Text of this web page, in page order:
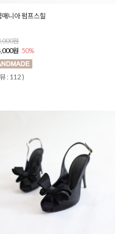
매니아 펌프스힐
원
원 50%
: 112 )